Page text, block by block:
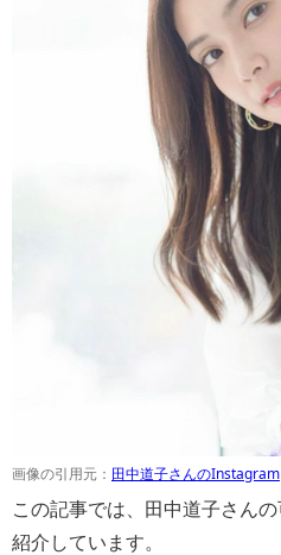
画像の引用元： 田中道子さんのInstagram
この記事では、田中道子さん
紹介しています。